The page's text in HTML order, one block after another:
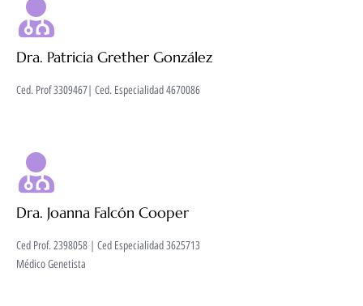
Dra. Patricia Grether González
Ced. Prof 3309467| Ced. Especialidad 4670086
Dra. Joanna Falcón Cooper
Ced Prof. 2398058 | Ced Especialidad 3625713
Médico Genetista